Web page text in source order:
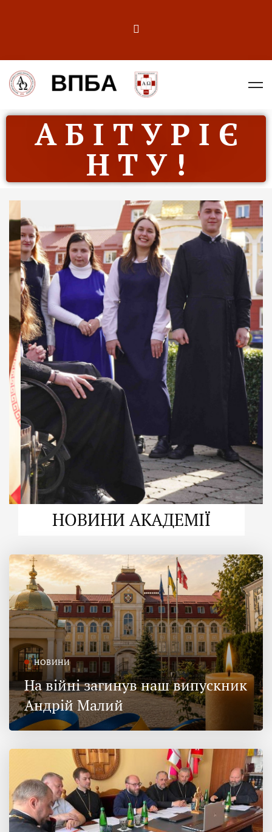
А Б І Т У Р І Є
Н Т У !
ДУХОВНО СИЛЬНІ!
ВПБА — спільнота, де
формується
покликання
Читати більше
НОВИНИ АКАДЕМІЇ
НОВИНИ
На війні загинув наш випускник
Андрій Малий